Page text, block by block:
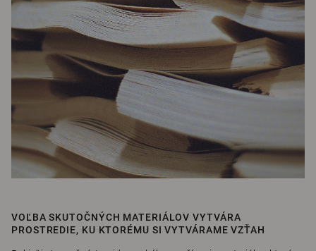
VOĽBA SKUTOČNÝCH MATERIÁLOV VYTVÁRA
PROSTREDIE, KU KTORÉMU SI VYTVÁRAME VZŤAH